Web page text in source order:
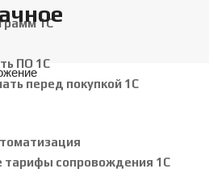
1С
ПО 1С
перед покупкой 1С
тарифы сопровождения 1С